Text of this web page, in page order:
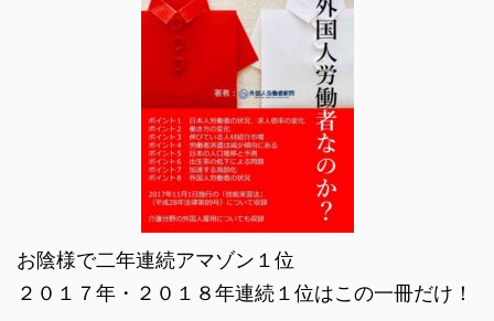
お陰様で二年連続アマゾン１位
２０１７年・２０１８年連続１位はこの一冊だけ！